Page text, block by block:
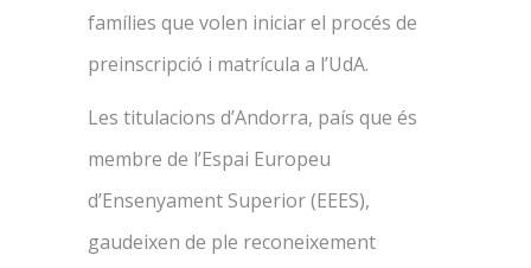
famílies que volen iniciar el procés de
preinscripció i matrícula a l’UdA.
Les titulacions d’Andorra, país que és
membre de l’Espai Europeu
d’Ensenyament Superior (EEES),
gaudeixen de ple reconeixement